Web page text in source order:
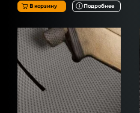
В корзину Подробнее